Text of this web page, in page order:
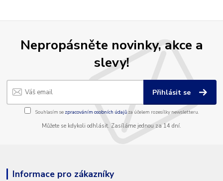
Nepropásněte novinky, akce a
slevy!
Přihlásit se
Souhlasím se zpracováním osobních údajůza účelem rozesílky newsletteru.
Můžete se kdykoli odhlásit. Zasíláme jednou za 14 dní.
Informace pro zákazníky